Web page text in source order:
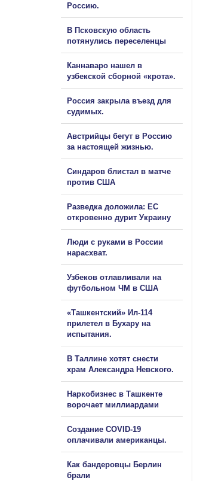
Россию.
В Псковскую область
потянулись переселенцы
Каннаваро нашел в
узбекской сборной «крота».
Россия закрыла въезд для
судимых.
Австрийцы бегут в Россию
за настоящей жизнью.
Синдаров блистал в матче
против США
Разведка доложила: ЕС
откровенно дурит Украину
Люди с руками в России
нарасхват.
Узбеков отлавливали на
футбольном ЧМ в США
«Ташкентский» Ил-114
прилетел в Бухару на
испытания.
В Таллине хотят снести
храм Александра Невского.
Наркобизнес в Ташкенте
ворочает миллиардами
Создание COVID-19
оплачивали американцы.
Как бандеровцы Берлин
брали